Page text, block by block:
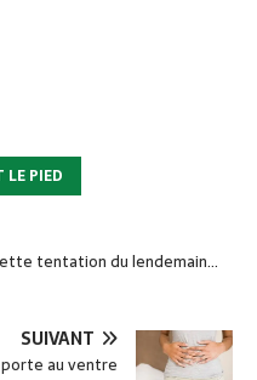
LE PIED
tentation du lendemain…
SUIVANT
au ventre